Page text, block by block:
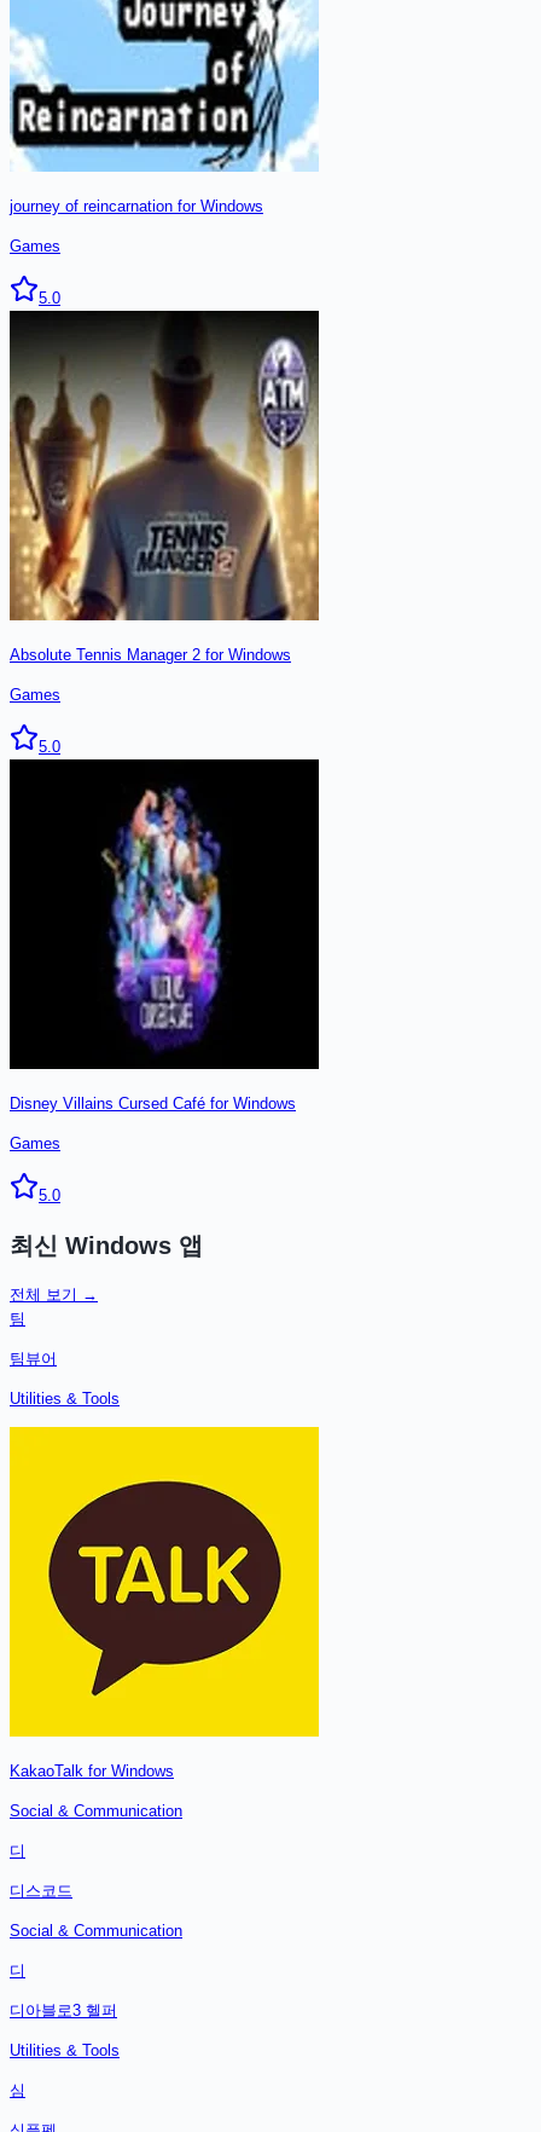
journey of reincarnation for Windows
Games
5.0
Absolute Tennis Manager 2 for Windows
Games
5.0
Disney Villains Cursed Café for Windows
Games
5.0
최신 Windows 앱
전체 보기 →
팀
팀뷰어
Utilities & Tools
KakaoTalk for Windows
Social & Communication
디
디스코드
Social & Communication
디
디아블로3 헬퍼
Utilities & Tools
심